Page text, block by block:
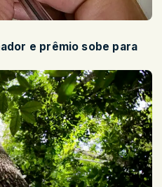
e prêmio sobe para